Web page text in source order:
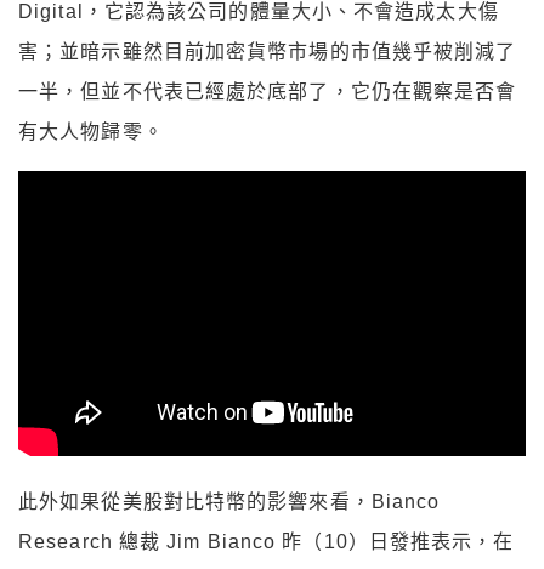
Digital，它認為該公司的體量大小、不會造成太大傷
害；並暗示雖然目前加密貨幣市場的市值幾乎被削減了
一半，但並不代表已經處於底部了，它仍在觀察是否會
有大人物歸零。
此外如果從美股對比特幣的影響來看，Bianco
Research 總裁 Jim Bianco 昨（10）日發推表示，在